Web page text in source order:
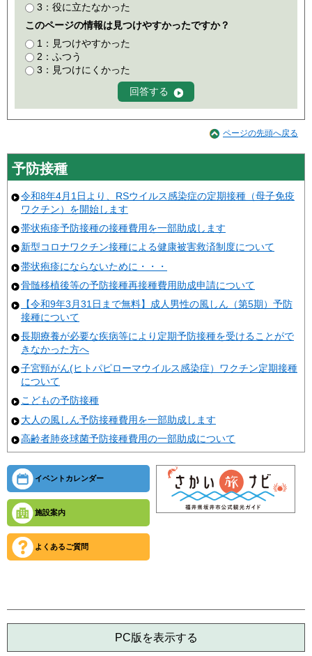
3：役に立たなかった
このページの情報は見つけやすかったですか？
1：見つけやすかった
2：ふつう
3：見つけにくかった
ページの先頭へ戻る
予防接種
令和8年4月1日より、RSウイルス感染症の定期接種（母子免疫
ワクチン）を開始します
帯状疱疹予防接種の接種費用を一部助成します
新型コロナワクチン接種による健康被害救済制度について
帯状疱疹にならないために・・・
骨髄移植後等の予防接種再接種費用助成申請について
【令和9年3月31日まで無料】成人男性の風しん（第5期）予防
接種について
長期療養が必要な疾病等により定期予防接種を受けることがで
きなかった方へ
子宮頸がん(ヒトパピローマウイルス感染症）ワクチン定期接種
について
こどもの予防接種
大人の風しん予防接種費用を一部助成します
高齢者肺炎球菌予防接種費用の一部助成について
イベントカレンダー
施設案内
よくあるご質問
PC版を表示する